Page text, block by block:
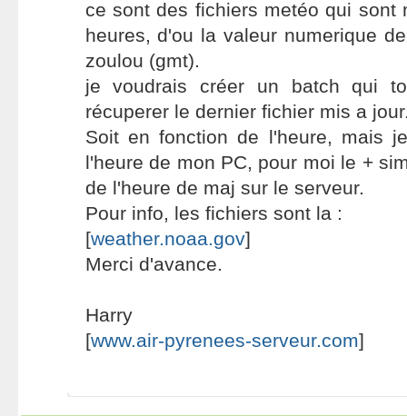
ce sont des fichiers metéo qui sont
heures, d'ou la valeur numerique
zoulou (gmt).
je voudrais créer un batch qui
récuperer le dernier fichier mis a
Soit en fonction de l'heure, mais
l'heure de mon PC, pour moi le +
de l'heure de maj sur le serveur.
Pour info, les fichiers sont la :
[weather.noaa.gov]
Merci d'avance.
Harry
[www.air-pyrenees-serveur.com]